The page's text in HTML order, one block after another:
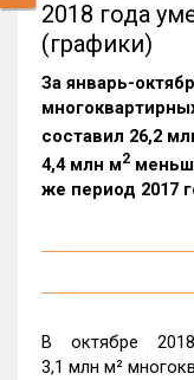
2018 года
(графики)
За январь-
составил 26,2
4,4 млн м2
же период 2017
В октябре
3,1 млн м²